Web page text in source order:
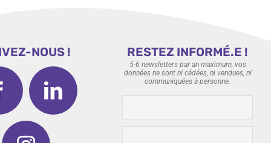
NOUS ! RESTEZ INFORMÉ.E !
5-6 newsletters par an maximum, vos
données ne sont ni cédées, ni vendues, ni
communiquées à personne.